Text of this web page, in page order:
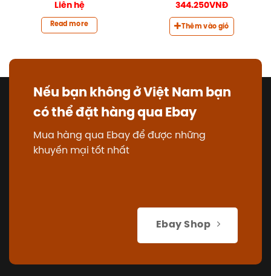
Liên hệ
Read more
344.250VNĐ
Thêm vào giỏ
Nếu bạn không ở Việt Nam bạn
có thể đặt hàng qua Ebay
Mua hàng qua Ebay để được những
khuyến mại tốt nhất
Ebay Shop